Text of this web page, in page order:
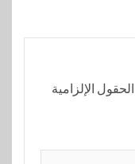
الحقول الإلزامية